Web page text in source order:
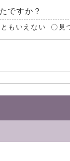
ですか？
もいえない 見